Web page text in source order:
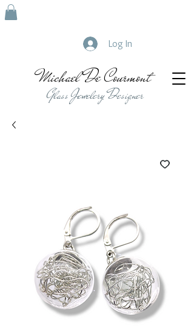
Michael De Courmont
Glass Jewelery Designer
Log In